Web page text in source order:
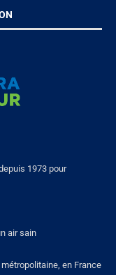
1973 pour
air sain
en France